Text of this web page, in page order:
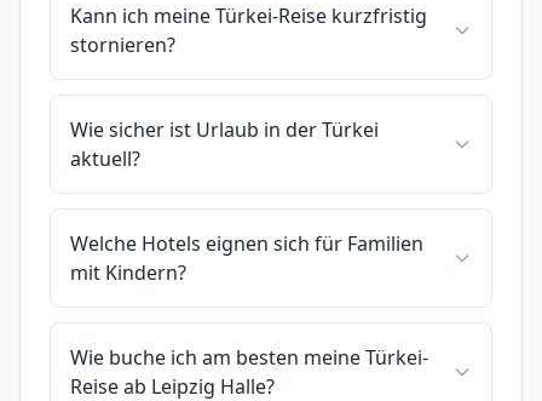
Kann ich meine Türkei-Reise kurzfristig
stornieren?
Wie sicher ist Urlaub in der Türkei
aktuell?
Welche Hotels eignen sich für Familien
mit Kindern?
Wie buche ich am besten meine Türkei-
Reise ab Leipzig Halle?